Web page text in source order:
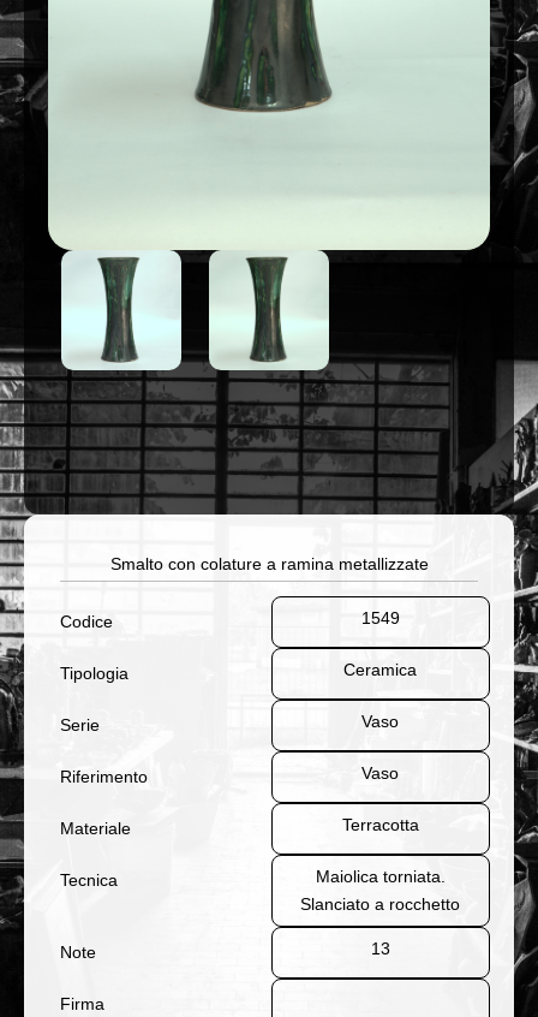
Smalto con colature a ramina metallizzate
Codice 1549
Tipologia Ceramica
Serie Vaso
Riferimento Vaso
Materiale Terracotta
Tecnica
Maiolica torniata.
Slanciato a rocchetto
Note 13
Firma